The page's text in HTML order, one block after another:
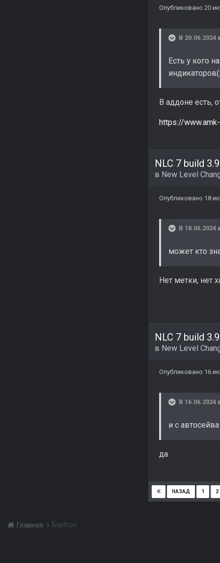
Опубликовано 20
В 20.06.2024
Есть у кого
В аддоне есть,
https://
NLC 7 build 3.9
в New Level
Опубликовано 18
В 18.06.2024
может кто
Нет метки, нет
NLC 7 build 3.9
в New Level
Опубликовано 16
В 16.06.2024
и с
да
НАЗАД 1 2
Главная Бурбон